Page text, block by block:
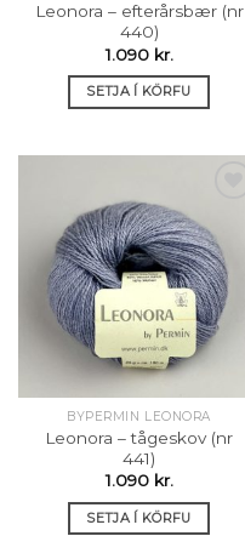
Leonora – efterårsbær (nr
440)
1.090 kr.
SETJA Í KÖRFU
Setja á
óskalista
BYPERMIN LEONORA
Leonora – tågeskov (nr
441)
1.090 kr.
SETJA Í KÖRFU